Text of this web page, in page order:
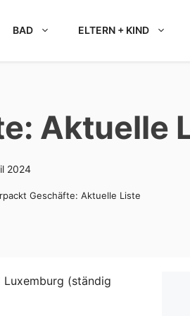
BAD ELTERN + KIND
Aktuelle
2024
Geschäfte: Aktuelle Liste